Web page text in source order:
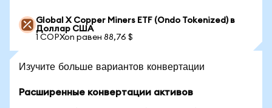
Global X Copper Miners ETF (Ondo Tokenized) в
Доллар США
1 COPXon равен 88,76 $
Изучите больше вариантов конвертации
Расширенные конвертации активов